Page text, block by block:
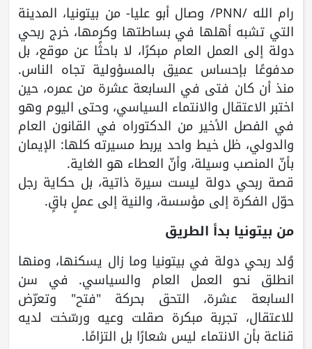
رام الله /PNN/ وصال أبو عليا- من بيتونيا، المدينة
التي تشبه أهلها في بساطتها وكرمها، خرج ربحي
دولة إلى العمل العام مبكرًا، لا باحثًا عن موقع، بل
مدفوعًا بإحساس عميق بالمسؤولية تجاه الناس.
منذ أن كان فتى في السابعة عشرة من عمره، حين
اختبر الاعتقال والانتماء السياسي، وحتى اليوم وهو
في الفصل الأخير من الدكتوراه في القانون العام
والدولي، ظل خيط واحد يربط مسيرته كلها: الإيمان
بأنّ المنصب وسيلة، وأنّ العطاء هو الغاية.
قصة ربحي دولة ليست سيرة ذاتية، بل حكاية رجل
حوّل الفكرة إلى مؤسسة، والنية إلى عملٍ باقٍ.
من بيتونيا بدأ الطريق
وُلد ربحي دولة في بيتونيا وما زال يسكنها، ومنها
انطلق نحو العمل العام والسياسي. في سن
السابعة عشرة، التحق بحركة "فتح" وتعرّض
للاعتقال، تجربة مبكرة صقلت وعيه ورسّخت لديه
قناعة بأن الانتماء ليس شعارًا بل التزامًا.